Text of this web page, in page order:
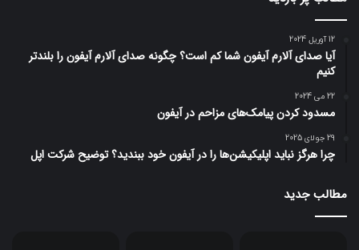
12 آوریل 2024
آیا صدای آلارم آیفون شما کم است؟ چگونه صدای آلارم آیفون را بلندتر
کنیم
22 می 2024
مسدود کردن پیامک‌های مزاحم در آیفون
29 جولای 2025
چرا هرگز نباید اپلیکیشن‌ها را در آیفون خود ببندید؟ توضیح شرکت اپل
مطالب جدید